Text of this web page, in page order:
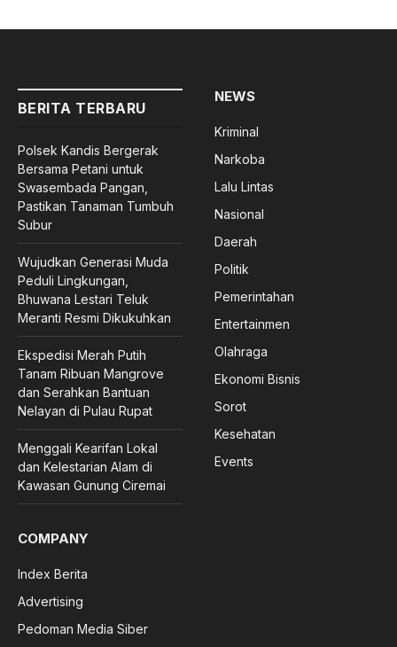
BERITA TERBARU
Polsek Kandis Bergerak
Bersama Petani untuk
Swasembada Pangan,
Pastikan Tanaman Tumbuh
Subur
Wujudkan Generasi Muda
Peduli Lingkungan,
Bhuwana Lestari Teluk
Meranti Resmi Dikukuhkan
Ekspedisi Merah Putih
Tanam Ribuan Mangrove
dan Serahkan Bantuan
Nelayan di Pulau Rupat
Menggali Kearifan Lokal
dan Kelestarian Alam di
Kawasan Gunung Ciremai
NEWS
Kriminal
Narkoba
Lalu Lintas
Nasional
Daerah
Politik
Pemerintahan
Entertainmen
Olahraga
Ekonomi Bisnis
Sorot
Kesehatan
Events
COMPANY
Index Berita
Advertising
Pedoman Media Siber